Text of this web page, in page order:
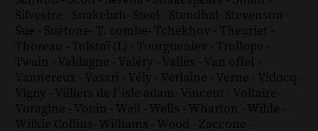
Silvestre - Snakebzh- Steel - Stendhal- Stevenson -
Sue - Suétone- T. combe- Tchekhov - Theuriet -
Thoreau - Tolstoï (L) - Tourgueniev - Trollope -
Twain - Valdagne - Valéry - Vallès - Van offel -
Vannereux - Vasari - Vély - Verlaine - Verne - Vidocq -
Vigny - Villiers de l´isle adam- Vincent - Voltaire-
Voragine - Vouin - Weil - Wells - Wharton - Wilde -
Wilkie Collins- Williams - Wood - Zaccone -